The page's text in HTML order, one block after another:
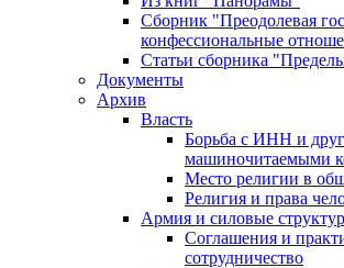
Сборник "Преодолевая
конфессиональные
Статьи сборника
Документы
Архив
Власть
Борьба с ИНН и
машиночитаемыми
Место религии в
Религия и права
Армия и силовые
Соглашения и
сотрудничество